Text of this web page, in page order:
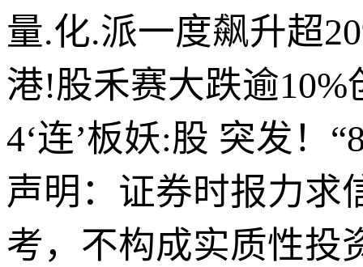
量.化.派一度飙升超
港!股禾赛大跌逾
4‘连’板妖:股 突发！
声明：证券时报力求
考，不构成实质性投